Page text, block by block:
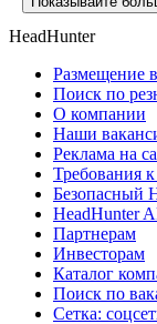
HeadHunter
Размещение
Поиск по
О компании
Наши
Реклама на
Требования
Безопасный
HeadHunter
Партнерам
Инвесторам
Каталог
Поиск по
Сетка: